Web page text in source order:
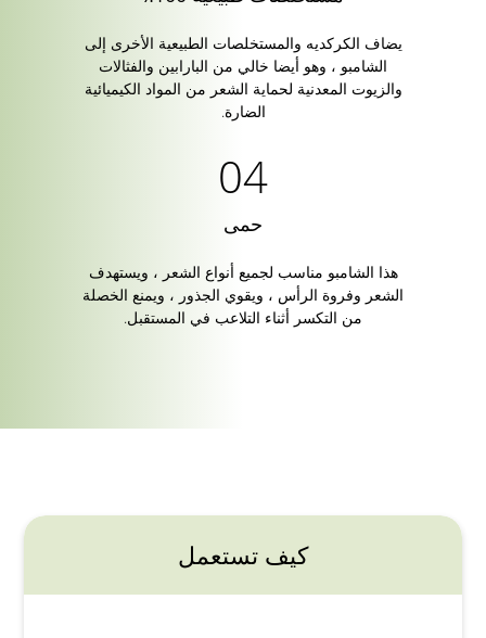
يضاف الكركديه والمستخلصات الطبيعية الأخرى إلى
الشامبو ، وهو أيضا خالي من البارابين والفثالات
والزيوت المعدنية لحماية الشعر من المواد الكيميائية
الضارة.
حمى
هذا الشامبو مناسب لجميع أنواع الشعر ، ويستهدف
الشعر وفروة الرأس ، ويقوي الجذور ، ويمنع الخصلة
من التكسر أثناء التلاعب في المستقبل.
كيف تستعمل